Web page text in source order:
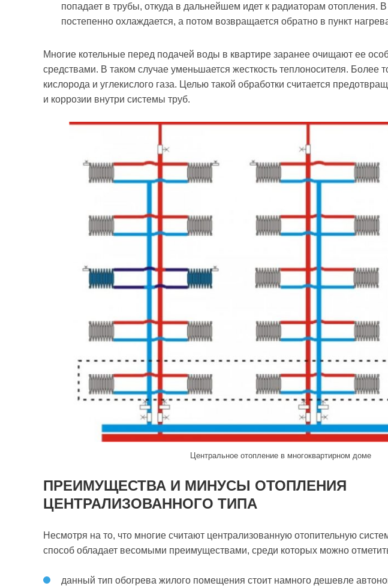
попадает в трубы, откуда в дальнейшем идет к радиаторам отопления. В
постепенно охлаждается, а потом возвращается обратно в пункт
Многие котельные перед подачей воды в квартире заранее очищают ее
средствами. В таком случае уменьшается жесткость теплоносителя. Более
кислорода и углекислого газа. Целью такой обработки считается
и коррозии внутри системы труб.
Центральное отопление в многоквартирном доме
ПРЕИМУЩЕСТВА И МИНУСЫ ОТОПЛЕНИЯ
ЦЕНТРАЛИЗОВАННОГО ТИПА
Несмотря на то, что многие считают централизованную отопительную
способ обладает весомыми преимуществами, среди которых можно
данный тип обогрева жилого помещения стоит намного дешевле